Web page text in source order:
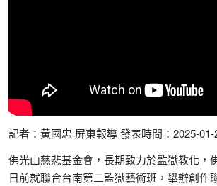
記者：黃國忠 屏東報導 發表時間：2025-01-
佛光山慈悲基金會，長期致力於監獄教化，
日前就聯合台南第二監獄藝術班，舉辦創作